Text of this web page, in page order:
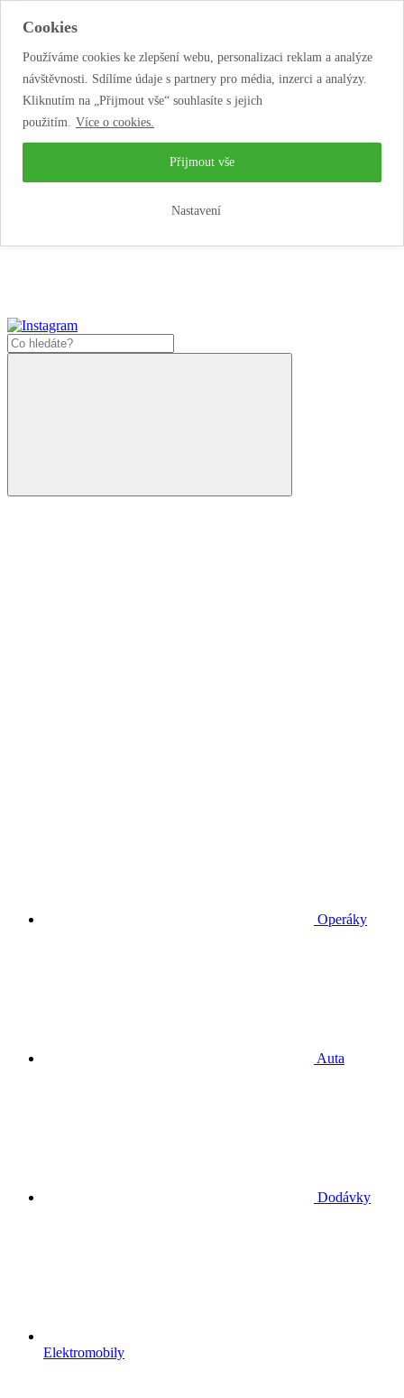
Cookies
Používáme cookies ke zlepšení webu, personalizaci reklam a analýze
návštěvnosti. Sdílíme údaje s partnery pro média, inzerci a analýzy.
Kliknutím na „Přijmout vše“ souhlasíte s jejich
použitím. Více o cookies.
Nastavení
Přijmout vše
...neobyčejná jízda životem!
Operáky
Auta
Dodávky
Elektromobily